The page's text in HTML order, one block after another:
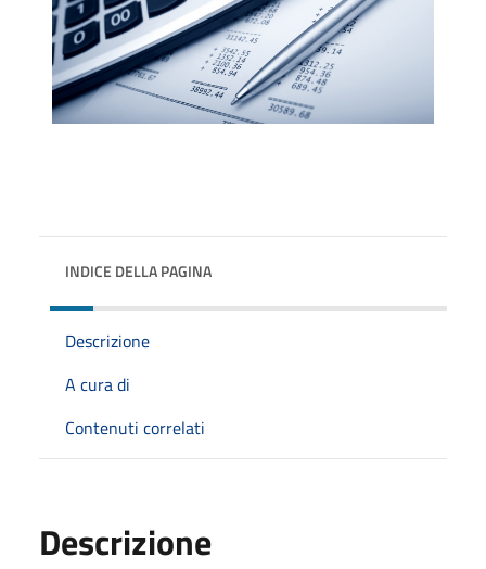
INDICE DELLA PAGINA
Descrizione
A cura di
Contenuti correlati
Descrizione